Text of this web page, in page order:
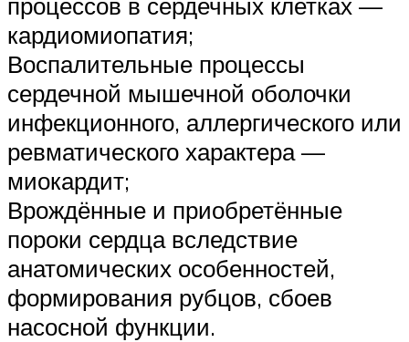
кардиомиопатия;
Воспалительные процессы
сердечной мышечной оболочки
инфекционного, аллергического или
ревматического характера —
миокардит;
Врождённые и приобретённые
пороки сердца вследствие
анатомических особенностей,
формирования рубцов, сбоев
насосной функции.